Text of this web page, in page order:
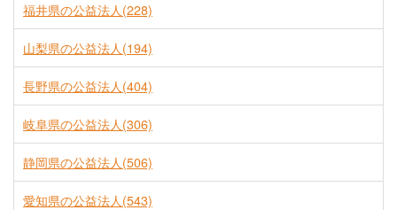
福井県の公益法人(228)
山梨県の公益法人(194)
長野県の公益法人(404)
岐阜県の公益法人(306)
静岡県の公益法人(506)
愛知県の公益法人(543)